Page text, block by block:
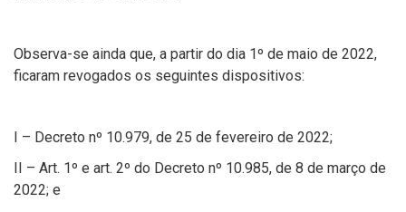
Observa-se ainda que, a partir do dia 1º de maio de 2022,
ficaram revogados os seguintes dispositivos:
I – Decreto nº 10.979, de 25 de fevereiro de 2022;
II – Art. 1º e art. 2º do Decreto nº 10.985, de 8 de março de
2022; e